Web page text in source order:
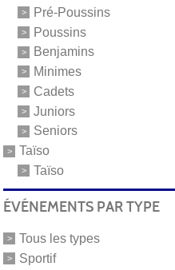
Pré-Poussins
Poussins
Benjamins
Minimes
Cadets
Juniors
Seniors
Taïso
Taïso
ÉVÉNEMENTS PAR TYPE
Tous les types
Sportif